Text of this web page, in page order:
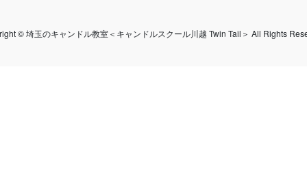
© 埼玉のキャンドル教室＜キャンドルスクール川越 Twin Tail＞ All Rights